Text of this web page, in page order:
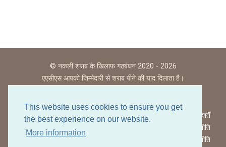
This website uses cookies to ensure you get
the best experience on our website.
More information
© नकली शराब के खिलाफ गठबंधन 2020 - 2026
एएसीएस आपको जिम्मेदारी से शराब पीने की याद दिलाता है।
वेबसाइट उपयोग की शर्तें
गोपनीयता नीति
कुकीज़ नीति